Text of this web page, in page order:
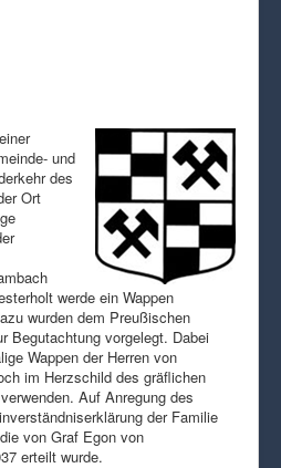
und
des
Ort
werde ein Wappen
wurden dem Preußischen
Begutachtung vorgelegt. Dabei
Wappen der Herren von
im Herzschild des gräflichen
Auf Anregung des
der Familie
von Graf Egon von
erteilt wurde.